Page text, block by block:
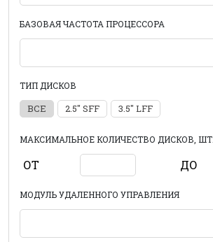
БАЗОВАЯ ЧАСТОТА ПРОЦЕССОРА
ТИП ДИСКОВ
ВСЕ 2.5" SFF 3.5" LFF
МАКСИМАЛЬНОЕ КОЛИЧЕСТВО ДИСКОВ, ШТ.
ОТ ДО
МОДУЛЬ УДАЛЕННОГО УПРАВЛЕНИЯ